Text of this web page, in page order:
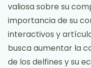
valiosa sobre su
importancia de su
interactivos y
busca aumentar la
de los delfines y su